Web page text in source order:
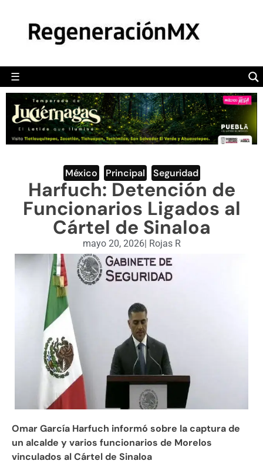
☰
POLÍTICA
CAMALEÓN
OPINIÓN
DEPORTES
ENGLISH SECTION
VIDEOS
México Principal Seguridad
Harfuch: Detención de
Funcionarios Ligados al
Cártel de Sinaloa
mayo 20, 2026| Rojas R
Omar García Harfuch informó sobre la captura de
un alcalde y varios funcionarios de Morelos
vinculados al Cártel de Sinaloa